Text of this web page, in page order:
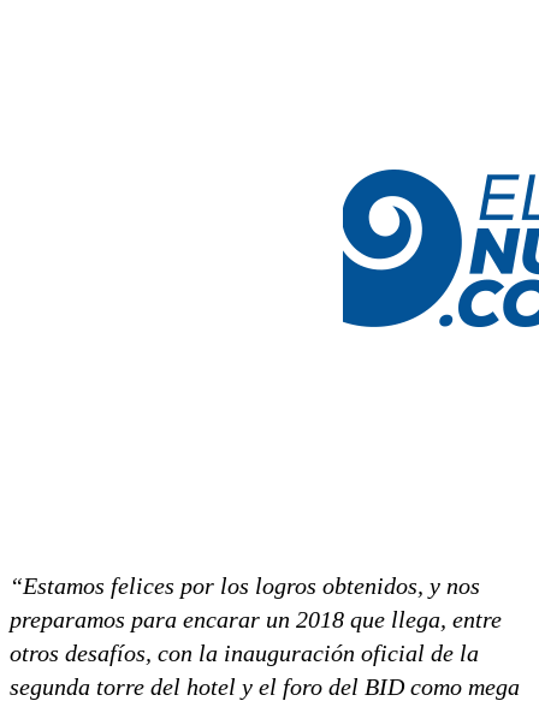
“Estamos felices por los logros obtenidos, y nos
preparamos para encarar un 2018 que llega, entre
otros desafíos, con la inauguración oficial de la
segunda torre del hotel y el foro del BID como mega